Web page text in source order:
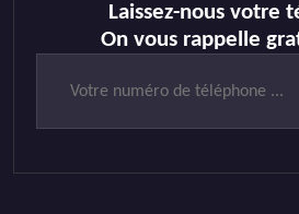
Laissez-nous votre
On vous rappelle